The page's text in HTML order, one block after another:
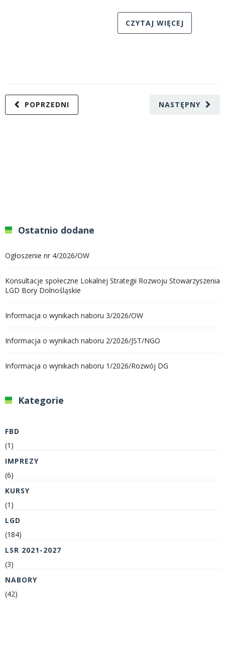
CZYTAJ WIĘCEJ
NASTĘPNY
POPRZEDNI
Ostatnio dodane
Ogłoszenie nr 4/2026/OW
Konsultacje społeczne Lokalnej Strategii Rozwoju Stowarzyszenia
LGD Bory Dolnośląskie
Informacja o wynikach naboru 3/2026/OW
Informacja o wynikach naboru 2/2026/JST/NGO
Informacja o wynikach naboru 1/2026/Rozwój DG
Kategorie
FBD
(1)
IMPREZY
(6)
KURSY
(1)
LGD
(184)
LSR 2021-2027
(3)
NABORY
(42)